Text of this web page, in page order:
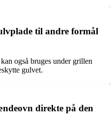
til andre formål
også bruges under grillen
gulvet.
direkte på den